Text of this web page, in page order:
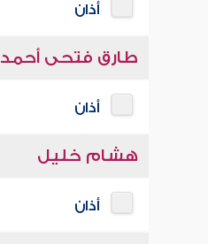
أذان
طارق فتحى أحمد
أذان
هشام خليل
أذان